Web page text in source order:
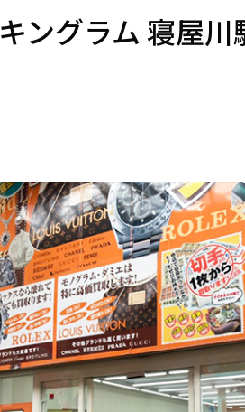
キングラム 寝屋川